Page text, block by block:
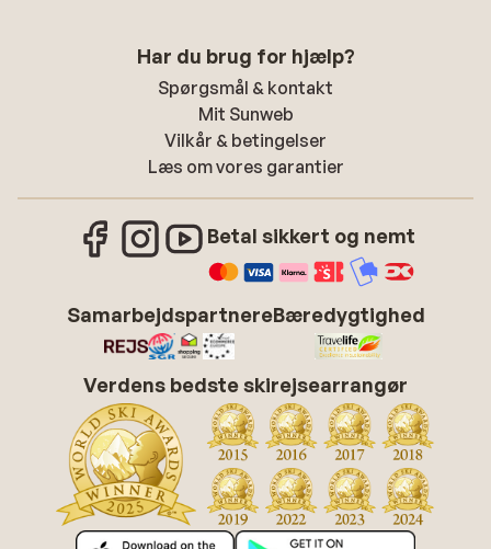
Har du brug for hjælp?
Spørgsmål & kontakt
Mit Sunweb
Vilkår & betingelser
Læs om vores garantier
Betal sikkert og nemt
SamarbejdspartnereBæredygtighed
Verdens bedste skirejsearrangør